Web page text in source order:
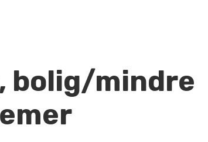
bolig/mindre